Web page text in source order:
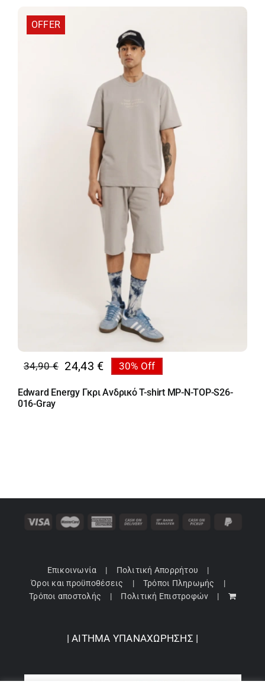
OFFER
34,90€
Original
price
was:
24,43 €
Η
τρέχουσα
τιμή
30% Off
Edward Energy Γκρι Ανδρικό T-shirt MP-N-TOP-S26-
016-Gray
Επικοινωνία
Πολιτική Απορρήτου
Όροι και προϋποθέσεις
Τρόποι Πληρωμής
Τρόποι αποστολής
Πολιτική Επιστροφών
| ΑΙΤΗΜΑ ΥΠΑΝΑΧΩΡΗΣΗΣ |